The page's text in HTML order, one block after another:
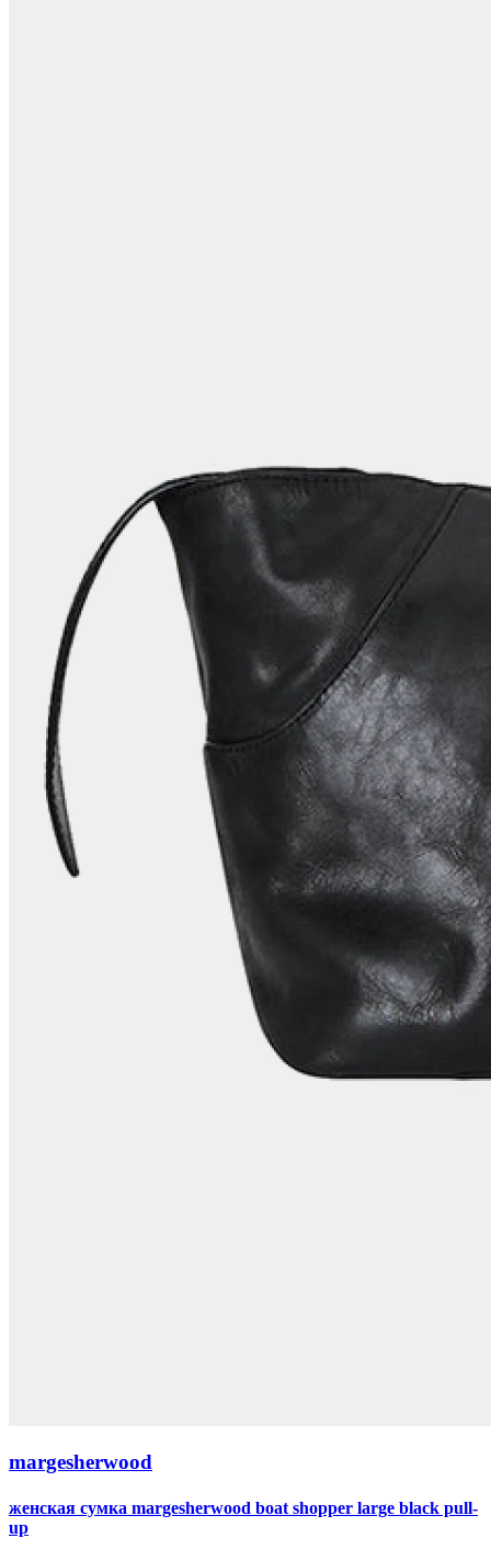
margesherwood
женская сумка margesherwood boat shopper large black pull-
up